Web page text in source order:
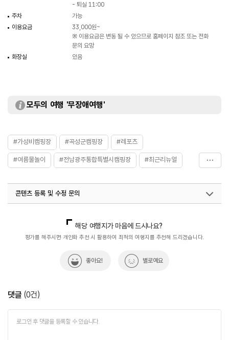
- 퇴실 11:00
주차
가능
이용요금
33,000원~
※ 이용요금은 변동 될 수 있으므로 홈페이지 참조 또는 전화
문의 요망
화장실
있음
모두의 여행 '무장애여행'
#가성비캠핑장 #곡성군캠핑장 #레포츠
#여름물놀이 #전남광주통합특별시캠핑장 #최근리뉴얼
콘텐츠 등록 및 수정 문의
해당 여행지가 마음에 드시나요?
평가를 해주시면 개인화 추천 시 활용하여 최적의 여행지를 추천해 드리겠습니다.
좋아요! 별로예요
댓글 (0건)